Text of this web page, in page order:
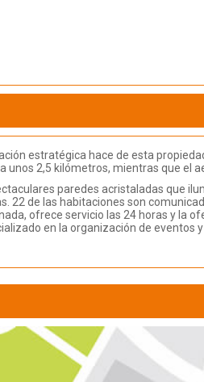
estratégica hace de esta
2,5 kilómetros, mientras que el
paredes acristaladas que
de las habitaciones son
ofrece servicio las 24 horas y la
en la organización de eventos